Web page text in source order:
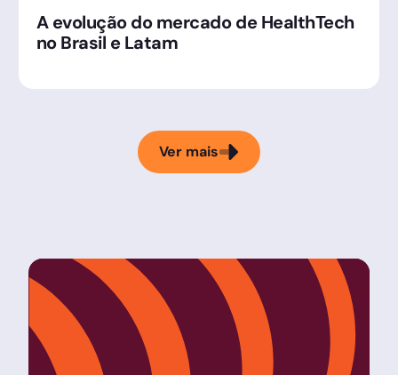
A evolução do mercado de HealthTech
no Brasil e Latam
Ver mais